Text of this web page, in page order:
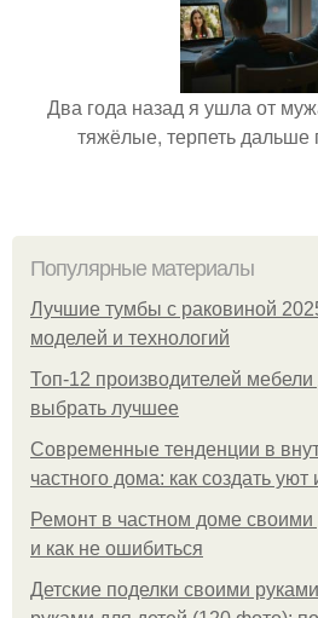
Два года назад я ушла от
тяжёлые, терпеть дальше
Популярные материалы
Лучшие тумбы с раковиной
моделей и технологий
Топ-12 производителей мебели
выбрать лучшее
Современные тенденции в
частного дома: как создать уют
Ремонт в частном доме своими
и как не ошибиться
Детские поделки своими